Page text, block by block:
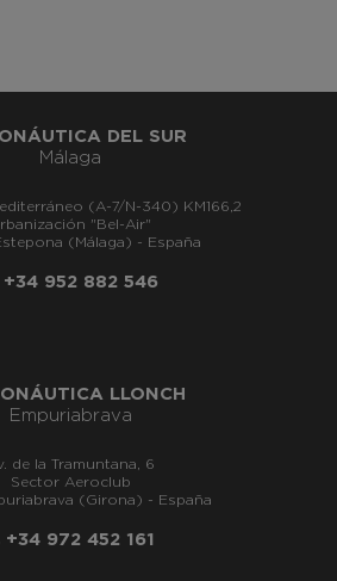
DEL SUR
Málaga
(A-7/N-340) KM166,2
"Bel-Air"
(Málaga) - España
952 882 546
LLONCH
Empuriabrava
de la Tramuntana, 6
Sector Aeroclub
(Girona) - España
+34 972 452 161